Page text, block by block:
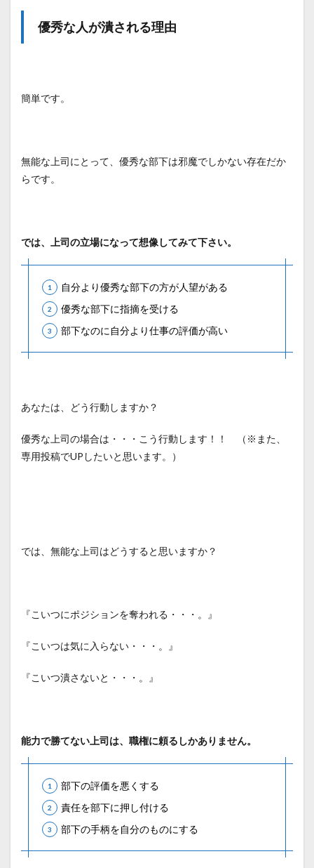
優秀な人が潰される理由
簡単です。
無能な上司にとって、優秀な部下は邪魔でしかない存在だか
らです。
では、上司の立場になって想像してみて下さい。
自分より優秀な部下の方が人望がある
優秀な部下に指摘を受ける
部下なのに自分より仕事の評価が高い
あなたは、どう行動しますか？
優秀な上司の場合は・・・こう行動します！！ （※また、
専用投稿でUPしたいと思います。）
では、無能な上司はどうすると思いますか？
『こいつにポジションを奪われる・・・。』
『こいつは気に入らない・・・。』
『こいつ潰さないと・・・。』
能力で勝てない上司は、職権に頼るしかありません。
部下の評価を悪くする
責任を部下に押し付ける
部下の手柄を自分のものにする